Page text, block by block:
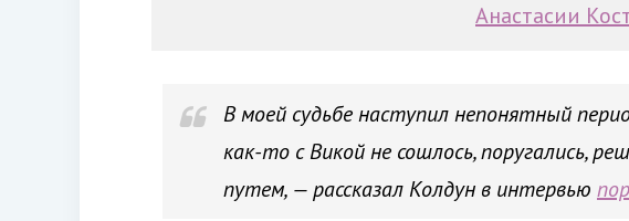
Анастасии
В моей судьбе наступил непонятный
как-то с Викой не сошлось, поругались,
путем, — рассказал Колдун в интервью